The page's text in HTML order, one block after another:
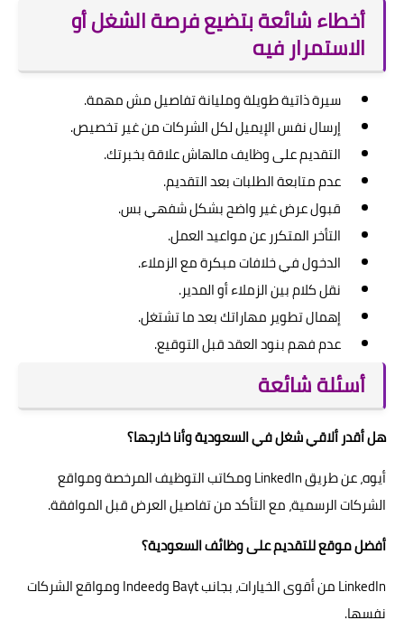
أخطاء شائعة بتضيع فرصة الشغل أو
الاستمرار فيه
سيرة ذاتية طويلة ومليانة تفاصيل مش مهمة.
إرسال نفس الإيميل لكل الشركات من غير تخصيص.
التقديم على وظايف مالهاش علاقة بخبرتك.
عدم متابعة الطلبات بعد التقديم.
قبول عرض غير واضح بشكل شفهي بس.
التأخر المتكرر عن مواعيد العمل.
الدخول في خلافات مبكرة مع الزملاء.
نقل كلام بين الزملاء أو المدير.
إهمال تطوير مهاراتك بعد ما تشتغل.
عدم فهم بنود العقد قبل التوقيع.
أسئلة شائعة
هل أقدر ألاقي شغل في السعودية وأنا خارجها؟
أيوه، عن طريق LinkedIn ومكاتب التوظيف المرخصة ومواقع
الشركات الرسمية، مع التأكد من تفاصيل العرض قبل الموافقة.
أفضل موقع للتقديم على وظائف السعودية؟
LinkedIn من أقوى الخيارات، بجانب Bayt وIndeed ومواقع الشركات
نفسها.